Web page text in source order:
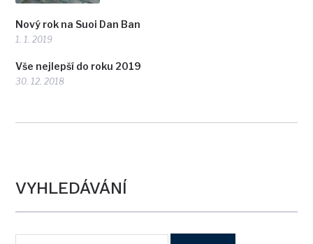
Nový rok na Suoi Dan Ban
1. 1. 2019
Vše nejlepší do roku 2019
30. 12. 2018
VYHLEDÁVÁNÍ